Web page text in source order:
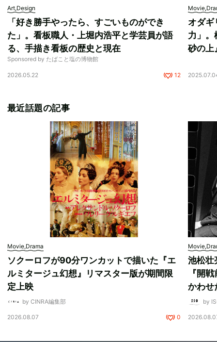
Art,Design
「好き勝手やったら、すごいものができ
た」。看板職人・上堀内浩平と学芸員が語
る、手描き看板の歴史と現在
Sponsored by たばこと塩の博物館
2026.05.22 12
オダギ
力」。
砂の上
最近話題の記事
Movie,Drama
ソクーロフが90分ワンカットで描いた『エ
ルミタージュ幻想』リマスター版が期間限
定上映
by CINRA編集部
2026.08.07 0
池松壮
『開
かわせ
by